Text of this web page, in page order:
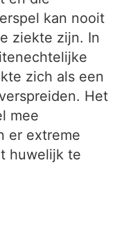
kan nooit
ziekte zijn. In
zich als een
Het
mee
er extreme
huwelijk te